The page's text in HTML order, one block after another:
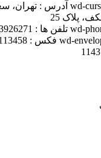
آدرس : تهران،
پلاک 25
تلفن ها : 33926271-021
فکس : 33113458-021